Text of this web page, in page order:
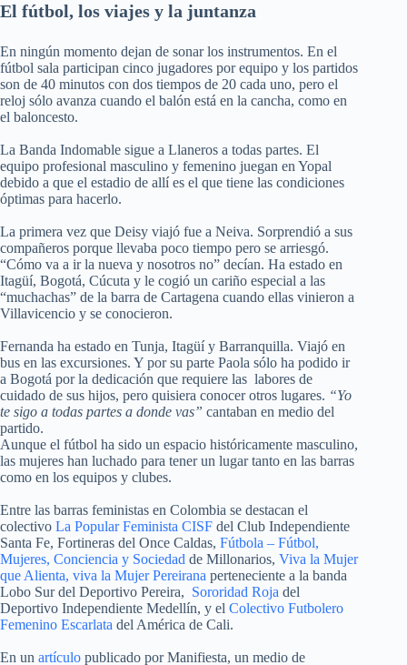
El fútbol, los viajes y la juntanza
En ningún momento dejan de sonar los instrumentos. En el
fútbol sala participan cinco jugadores por equipo y los partidos
son de 40 minutos con dos tiempos de 20 cada uno, pero el
reloj sólo avanza cuando el balón está en la cancha, como en
el baloncesto.
La Banda Indomable sigue a Llaneros a todas partes. El
equipo profesional masculino y femenino juegan en Yopal
debido a que el estadio de allí es el que tiene las condiciones
óptimas para hacerlo.
La primera vez que Deisy viajó fue a Neiva. Sorprendió a sus
compañeros porque llevaba poco tiempo pero se arriesgó.
“Cómo va a ir la nueva y nosotros no” decían. Ha estado en
Itagüí, Bogotá, Cúcuta y le cogió un cariño especial a las
“muchachas” de la barra de Cartagena cuando ellas vinieron a
Villavicencio y se conocieron.
Fernanda ha estado en Tunja, Itagüí y Barranquilla. Viajó en
bus en las excursiones. Y por su parte Paola sólo ha podido ir
a Bogotá por la dedicación que requiere las labores de
cuidado de sus hijos, pero quisiera conocer otros lugares. “Yo
te sigo a todas partes a donde vas” cantaban en medio del
partido.
Aunque el fútbol ha sido un espacio históricamente masculino,
las mujeres han luchado para tener un lugar tanto en las barras
como en los equipos y clubes.
Entre las barras feministas en Colombia se destacan el
colectivo La Popular Feminista CISF del Club Independiente
Santa Fe, Fortineras del Once Caldas, Fútbola – Fútbol,
Mujeres, Conciencia y Sociedad de Millonarios, Viva la Mujer
que Alienta, viva la Mujer Pereirana perteneciente a la banda
Lobo Sur del Deportivo Pereira, Sororidad Roja del
Deportivo Independiente Medellín, y el Colectivo Futbolero
Femenino Escarlata del América de Cali.
En un artículo publicado por Manifiesta, un medio de